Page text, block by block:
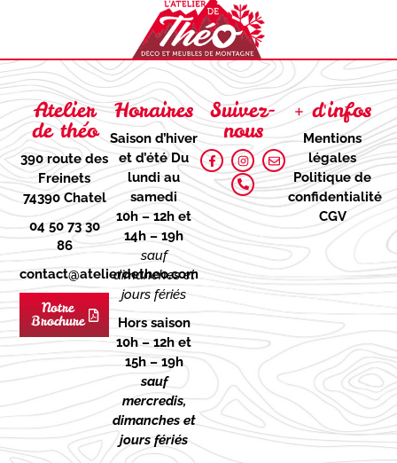
Atelier
de théo
390 route des
Freinets
74390 Chatel
04 50 73 30
86
contact@atelierdetheo.com
Notre
Brochure
Horaires
Saison d’hiver
et d’étéDu
lundi au
samedi
10h – 12h et
14h – 19h
sauf
dimanches et
jours fériés
Hors saison
10h – 12h et
15h – 19h
sauf
mercredis,
dimanches et
jours fériés
Suivez-
nous
+ d'infos
Mentions
légales
Politique de
confidentialité
CGV